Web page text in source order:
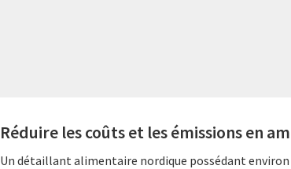
Réduire les coûts et les émissions en
Un détaillant alimentaire nordique possédant